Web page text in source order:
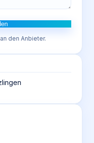
den Anbieter.